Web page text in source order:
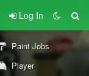
Log In
Paint Jobs
Player